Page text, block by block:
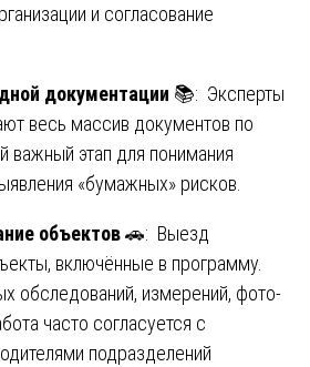
и согласование
документации 📚: Эксперты
весь массив документов по
важный этап для понимания
«бумажных» рисков.
объектов🚗: Выезд
включённые в программу.
обследований, измерений, фото-
часто согласуется с
подразделений